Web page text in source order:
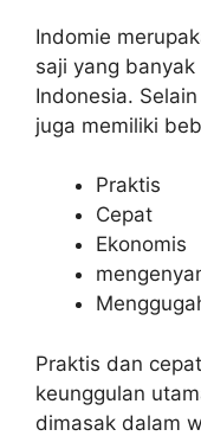
Indomie
saji yang
Indonesia.
juga memiliki
Praktis
Cepat
Ekonomis
Praktis dan
keunggulan
dimasak dalam